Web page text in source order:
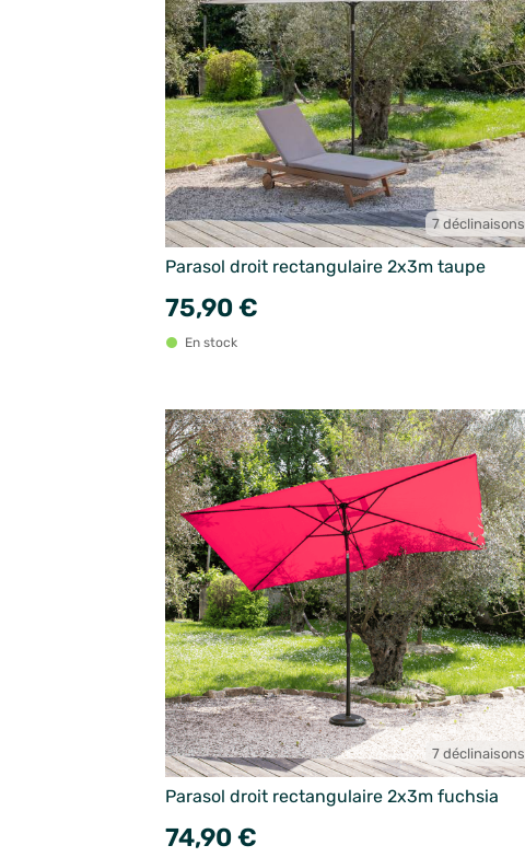
7 déclinaisons
Parasol droit rectangulaire 2x3m taupe
75,90 €
En stock
7 déclinaisons
Parasol droit rectangulaire 2x3m fuchsia
74,90 €